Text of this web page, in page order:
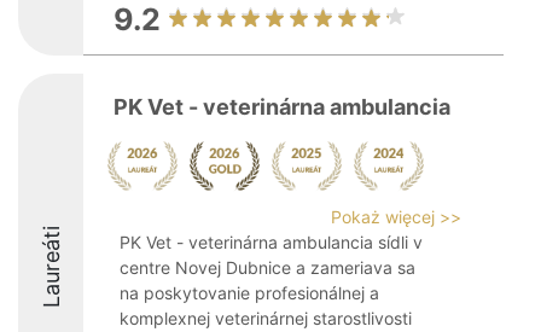
9.2
Laureáti
PK Vet - veterinárna ambulancia
Pokaż więcej >>
PK Vet - veterinárna ambulancia sídli v
centre Novej Dubnice a zameriava sa
na poskytovanie profesionálnej a
komplexnej veterinárnej starostlivosti